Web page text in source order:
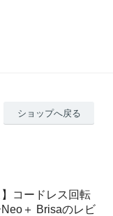
ショップへ戻る
】コードレス回転
＋ Brisaのレビ